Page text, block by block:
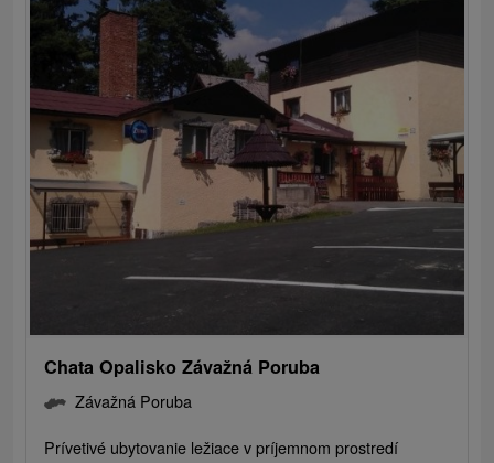
Chata Opalisko Závažná Poruba
Závažná Poruba
Prívetivé ubytovanie ležiace v príjemnom prostredí